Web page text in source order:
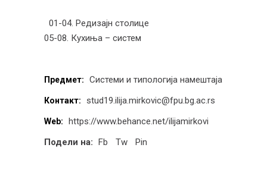
01-04. Редизајн столице
05-08. Кухиња – систем
Предмет: Системи и типологија намештаја
Контакт: stud19.ilija.mirkovic@fpu.bg.ac.rs
Web:
https://www.behance.net/ilijamirkovi
Подели на: Fb Tw Pin